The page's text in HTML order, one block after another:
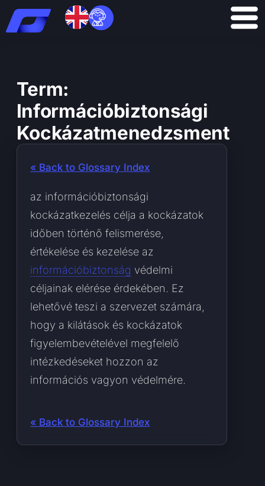
Skip
Term:
Információbiztonsági
Kockázatmenedzsment
« Back to Glossary Index
az információbiztonsági
kockázatkezelés célja a kockázatok
időben történő felismerése,
értékelése és kezelése az
információbiztonság védelmi
céljainak elérése érdekében. Ez
lehetővé teszi a szervezet számára,
hogy a kilátások és kockázatok
figyelembevételével megfelelő
intézkedéseket hozzon az
információs vagyon védelmére.
« Back to Glossary Index